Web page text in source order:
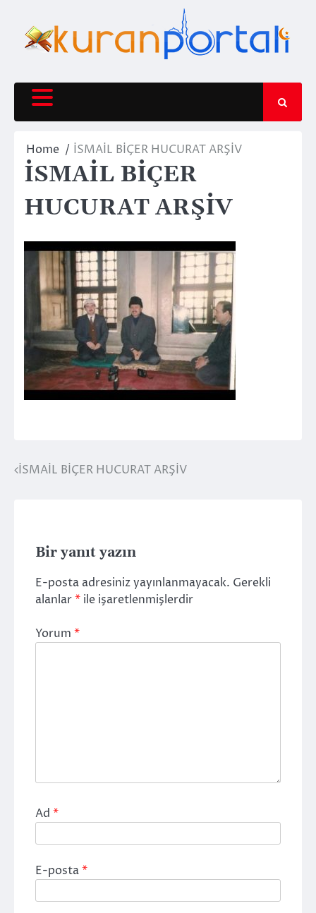
content
Home İSMAİL BİÇER HUCURAT ARŞİV
İSMAİL BİÇER
HUCURAT ARŞİV
Yazı
İSMAİL BİÇER HUCURAT ARŞİV
Bir yanıt yazın
E-posta adresiniz yayınlanmayacak. Gerekli
alanlar* ile işaretlenmişlerdir
Yorum *
Ad *
E-posta*